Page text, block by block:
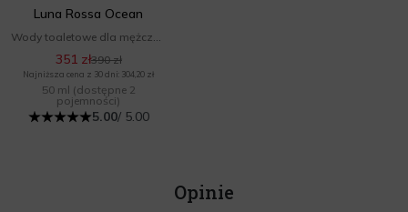
Luna Rossa Ocean
351 zł390 zł
Najniższa cena z 30 dni: 304,20 zł
50 ml (dostępne 2
pojemności)
5.00/ 5.00
Opinie